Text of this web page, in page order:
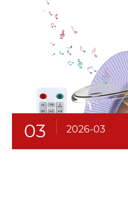
03 2026-03